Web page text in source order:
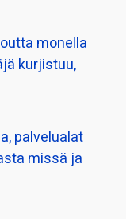
monella
kurjistuu,
palvelualat
missä ja